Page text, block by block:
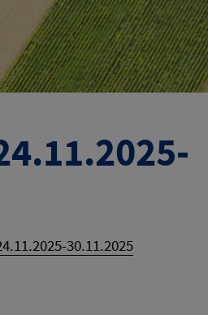
30.11.2025